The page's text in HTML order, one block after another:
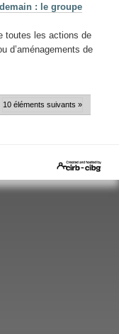
: le groupe
toutes les actions de
d’aménagements de
10 éléments suivants »